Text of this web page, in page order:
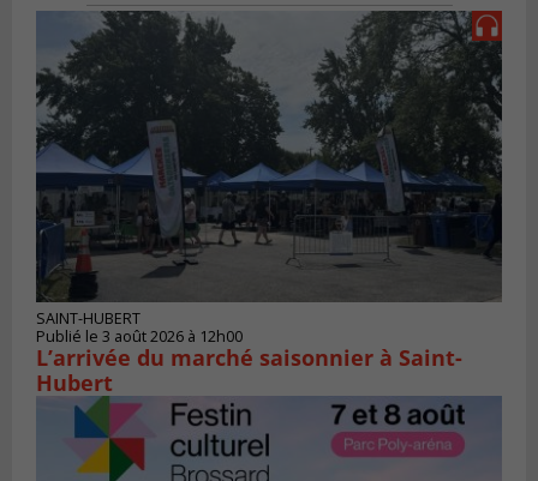
SAINT-HUBERT
Publié le 3 août 2026 à 12h00
L’arrivée du marché saisonnier à Saint-
Hubert